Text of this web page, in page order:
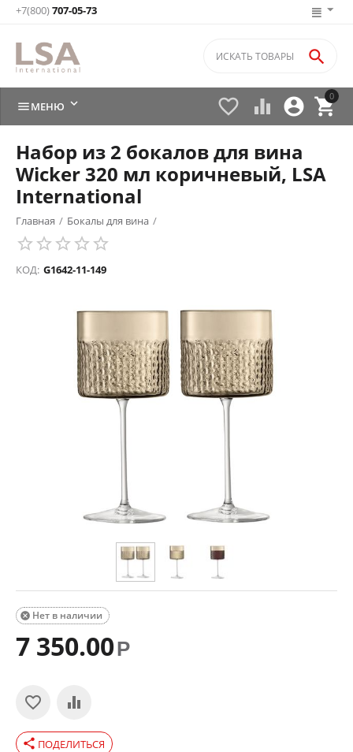
+7(800)707-05-73
0


 

МЕНЮ 
Набор из 2 бокалов для вина
Wicker 320 мл коричневый, LSA
International
Главная / Бокалы для вина /
КОД: G1642-11-149
Нет в наличии

7 350.00Р
share ПОДЕЛИТЬСЯ